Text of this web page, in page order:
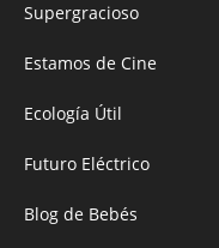
Supergracioso
Estamos de Cine
Ecología Útil
Futuro Eléctrico
Blog de Bebés